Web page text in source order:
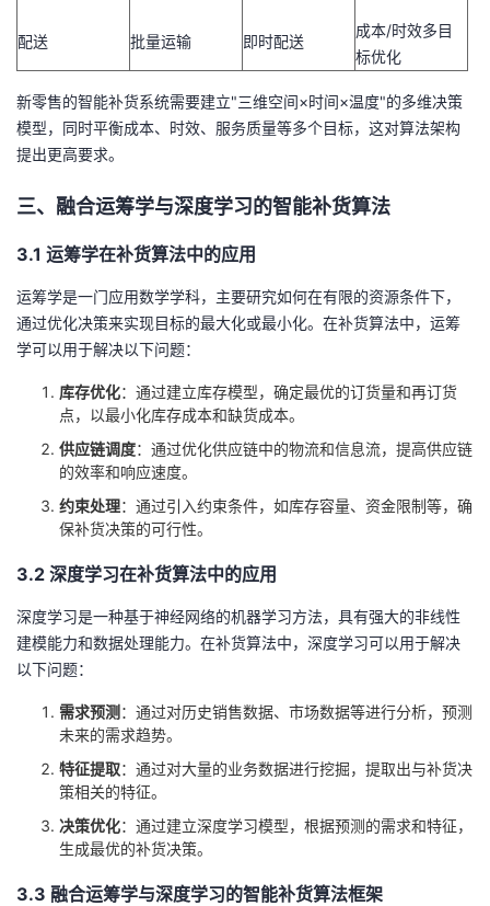
配送 批量运输 即时配送
成本/时效多目
标优化
新零售的智能补货系统需要建立"三维空间×时间×温度"的多维决策
模型，同时平衡成本、时效、服务质量等多个目标，这对算法架构
提出更高要求。
三、融合运筹学与深度学习的智能补货算法
3.1 运筹学在补货算法中的应用
运筹学是一门应用数学学科，主要研究如何在有限的资源条件下，
通过优化决策来实现目标的最大化或最小化。在补货算法中，运筹
学可以用于解决以下问题：
库存优化：通过建立库存模型，确定最优的订货量和再订货
点，以最小化库存成本和缺货成本。
供应链调度：通过优化供应链中的物流和信息流，提高供应链
的效率和响应速度。
约束处理：通过引入约束条件，如库存容量、资金限制等，确
保补货决策的可行性。
3.2 深度学习在补货算法中的应用
深度学习是一种基于神经网络的机器学习方法，具有强大的非线性
建模能力和数据处理能力。在补货算法中，深度学习可以用于解决
以下问题：
需求预测 ：通过对历史销售数据、市场数据等进行分析，预测
未来的需求趋势。
特征提取：通过对大量的业务数据进行挖掘，提取出与补货决
策相关的特征。
决策优化：通过建立深度学习模型，根据预测的需求和特征，
生成最优的补货决策。
3.3 融合运筹学与深度学习的智能补货算法框架